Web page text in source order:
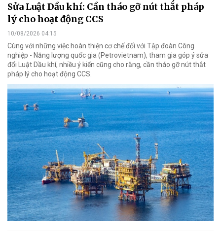
Sửa Luật Dầu khí: Cần tháo gỡ nút thắt pháp
lý cho hoạt động CCS
10/08/2026 04:15
Cùng với những việc hoàn thiện cơ chế đối với Tập đoàn Công
nghiệp - Năng lượng quốc gia (Petrovietnam), tham gia góp ý sửa
đổi Luật Dầu khí, nhiều ý kiến cũng cho rằng, cần tháo gỡ nút thắt
pháp lý cho hoạt động CCS.